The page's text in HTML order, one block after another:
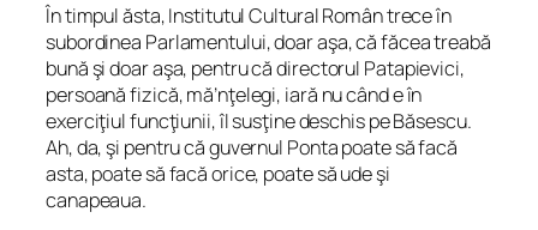
În timpul ăsta, Institutul Cultural Român trece în
subordinea Parlamentului, doar aşa, că făcea treabă
bună şi doar aşa, pentru că directorul Patapievici,
persoană fizică, mă’nţelegi, iară nu când e în
exerciţiul funcţiunii, îl susţine deschis pe Băsescu.
Ah, da, şi pentru că guvernul Ponta poate să facă
asta, poate să facă orice, poate să ude şi
canapeaua.